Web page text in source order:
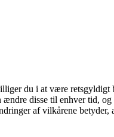
du i at være retsgyldigt
disse til enhver tid,
af vilkårene